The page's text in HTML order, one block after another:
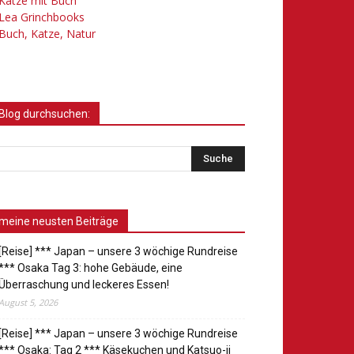
Lea Grinchbooks
Buch, Katze, Natur
Blog durchsuchen:
neusten Beiträge
[Reise] *** Japan – unsere 3 wöchige Rundreise
Osaka Tag 3: hohe Gebäude, eine
und leckeres Essen!
5, 2026
[Reise] *** Japan – unsere 3 wöchige Rundreise
Osaka: Tag 2 *** Käsekuchen und Katsuo-ji